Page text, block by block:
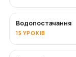
Водопостачання
15 УРОКІВ